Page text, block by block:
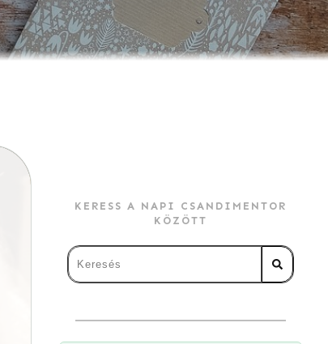
KERESS A NAPI CSANDIMENTOR
KÖZÖTT